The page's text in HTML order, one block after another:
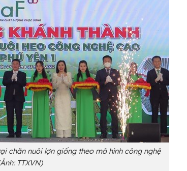
chăn nuôi lợn giống theo mô hình công nghệ
TTXVN)